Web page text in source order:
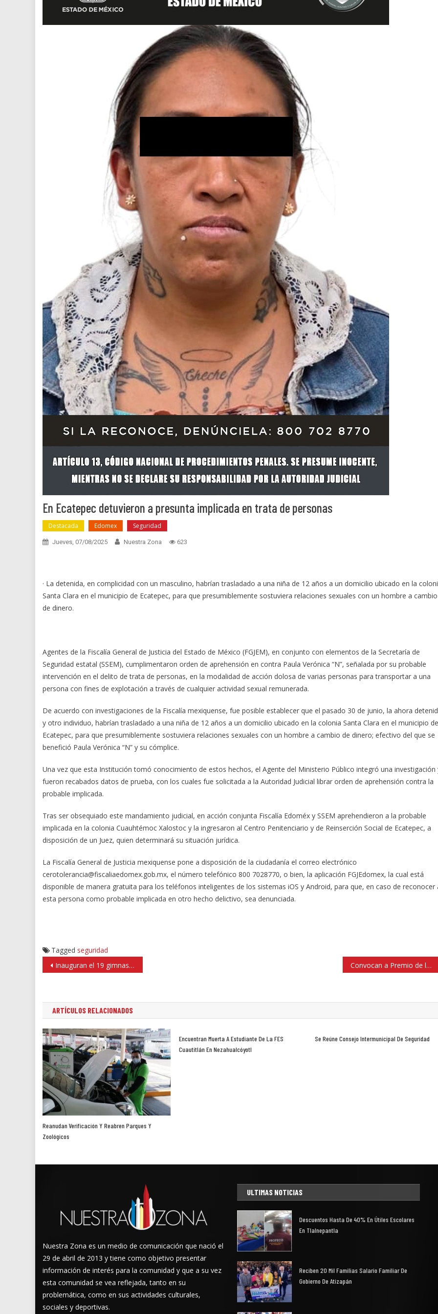
En Ecatepec detuvieron a presunta implicada en trata de personas
Destacada Edomex Seguridad
Jueves, 07/08/2025 Nuestra Zona 623
· La detenida, en complicidad con un masculino, habrían trasladado a una niña de 12 años a un domicilio ubicado en la
Santa Clara en el municipio de Ecatepec, para que presumiblemente sostuviera relaciones sexuales con un hombre a cambio
de dinero.
Agentes de la Fiscalía General de Justicia del Estado de México (FGJEM), en conjunto con elementos de la Secretaría de
Seguridad estatal (SSEM), cumplimentaron orden de aprehensión en contra Paula Verónica “N”, señalada por su probable
intervención en el delito de trata de personas, en la modalidad de acción dolosa de varias personas para transportar a una
persona con fines de explotación a través de cualquier actividad sexual remunerada.
De acuerdo con investigaciones de la Fiscalía mexiquense, fue posible establecer que el pasado 30 de junio, la ahora
y otro individuo, habrían trasladado a una niña de 12 años a un domicilio ubicado en la colonia Santa Clara en el municipio de
Ecatepec, para que presumiblemente sostuviera relaciones sexuales con un hombre a cambio de dinero; efectivo del que se
benefició Paula Verónica “N” y su cómplice.
Una vez que esta Institución tomó conocimiento de estos hechos, el Agente del Ministerio Público integró una investigación
fueron recabados datos de prueba, con los cuales fue solicitada a la Autoridad Judicial librar orden de aprehensión contra la
probable implicada.
Tras ser obsequiado este mandamiento judicial, en acción conjunta Fiscalía Edoméx y SSEM aprehendieron a la probable
implicada en la colonia Cuauhtémoc Xalostoc y la ingresaron al Centro Penitenciario y de Reinserción Social de Ecatepec, a
disposición de un Juez, quien determinará su situación jurídica.
La Fiscalía General de Justicia mexiquense pone a disposición de la ciudadanía el correo electrónico
cerotolerancia@fiscaliaedomex.gob.mx, el número telefónico 800 7028770, o bien, la aplicación FGJEdomex, la cual está
disponible de manera gratuita para los teléfonos inteligentes de los sistemas iOS y Android, para que, en caso de reconocer
esta persona como probable implicada en otro hecho delictivo, sea denunciada.
Tagged seguridad
Navegación
de
Inauguran el 19 gimnasio de calistenia en Huixquilucan Convocan a Premio de la Juventud de Huixquilucan
ARTÍCULOS RELACIONADOS
Reanudan Verificación Y Reabren Parques Y
Zoológicos
Encuentran Muerta A Estudiante De La FES
Cuautitlán En Nezahualcóyotl
Se Reúne Consejo Intermunicipal De Seguridad
Nuestra Zona es un medio de comunicación que nació el
29 de abril de 2013 y tiene como objetivo presentar
información de interés para la comunidad y que a su vez
esta comunidad se vea reflejada, tanto en su
problemática, como en sus actividades culturales,
sociales y deportivas.
ULTIMAS NOTICIAS
Descuentos Hasta De 40% En Útiles Escolares
En Tlalnepantla
Reciben 20 Mil Familias Salario Familiar De
Gobierno De Atizapán